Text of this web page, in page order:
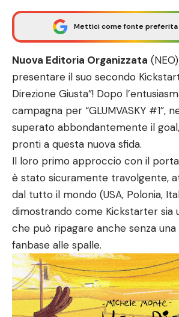
Mettici come fonte preferita
Nuova Editoria Organizzata
presentare il suo secondo
Direzione Giusta”! Dopo
campagna per “GLUMVASKY #1”,
superato abbondantemente il
pronti a questa nuova sfida.
Il loro primo approccio con il
è stato sicuramente travolgente,
dal tutto il mondo (USA, Polonia,
dimostrando come Kickstarter sia
che può ripagare anche senza
fanbase alle spalle.